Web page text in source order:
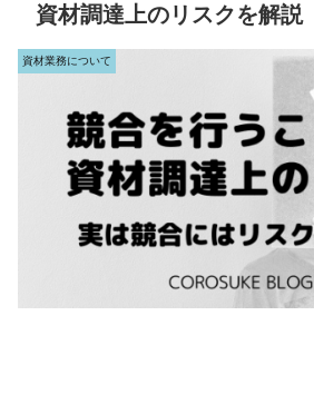
資材調達上のリスクを解説
資材業務について